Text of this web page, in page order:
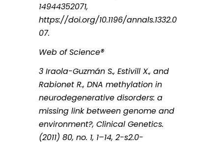
14944352071,
https://doi.org/10.1196/annals.1332.0
07.
Web of Science®
3 Iraola-Guzmán S., Estivill X., and
Rabionet R., DNA methylation in
neurodegenerative disorders: a
missing link between genome and
environment?, Clinical Genetics.
(2011) 80, no. 1, 1–14, 2-s2.0-